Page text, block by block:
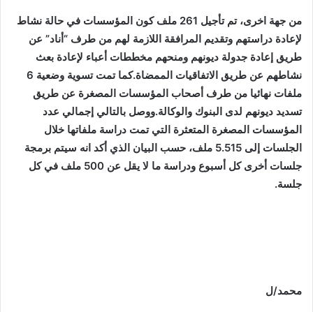
من جهة اخرى، تم تأجيل 261 ملف كون المؤسسات في حالة نشاط
لإعادة دراستهم وتقديم المرافقة اللازمة لهم من طرف “أناد” عن
طريق إعادة جدولة ديونهم ومنحهم مخططات أعباء لإعادة بعث
نشاطهم عن طريق الاتفاقيات الممضاة.كما تمت تسوية وضعية 6
ملفات نهائيا من طرف أصحاب المؤسسات المصغرة عن طريق
تسديد ديونهم لدى البنوك والوكالة.ووصل بالتالي إجمالي عدد
المؤسسات المصغرة المتعثرة التي تمت دراسة ملفاتها خلال
الجلسات إلى 5.515 ملف، حسب البيان الذي أكد انه سيتم برمجة
جلسات أخرى كل أسبوع ودراسة ما لا يقل عن 500 ملف في كل
جلسة.
محمد/ل